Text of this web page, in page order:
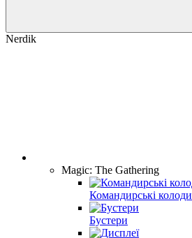
Nerdik
Magic: The Gathering
Командирські колоди
Бустери